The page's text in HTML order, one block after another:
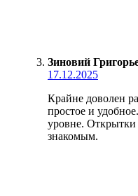
Зиновий
17.12.2025
Крайне доволен
простое и
уровне.
знакомым.